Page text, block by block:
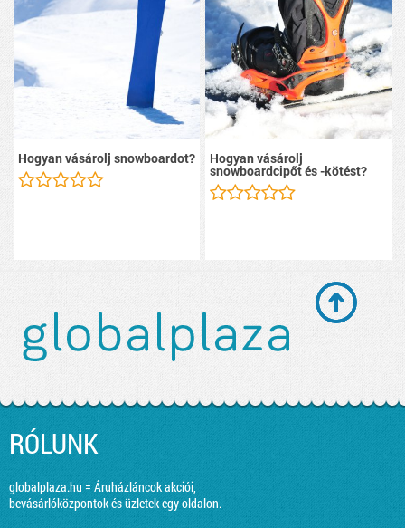
Hogyan vásárolj snowboardot? Hogyan vásárolj
snowboardcipőt és -kötést?
RÓLUNK
globalplaza.hu = Áruházláncok akciói,
bevásárlóközpontok és üzletek egy oldalon.